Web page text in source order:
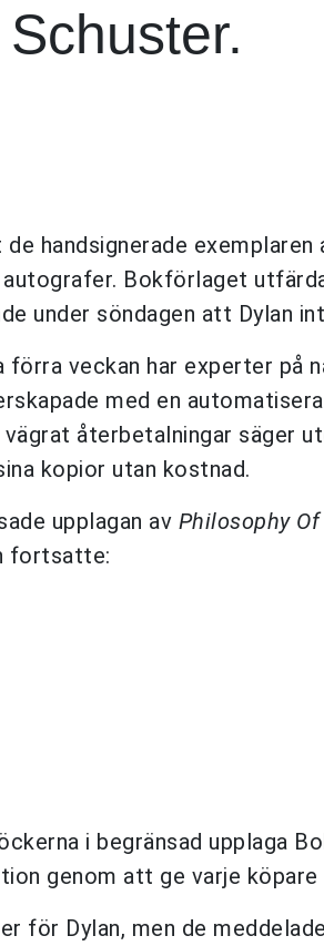
handsignerade exemplaren
autografer. Bokförlaget
under söndagen att Dylan
förra veckan har experter
med en
återbetalningar säger
kopior utan kostnad.
upplagan av Philosophy
fortsatte:
i begränsad upplaga
genom att ge varje
för Dylan, men de